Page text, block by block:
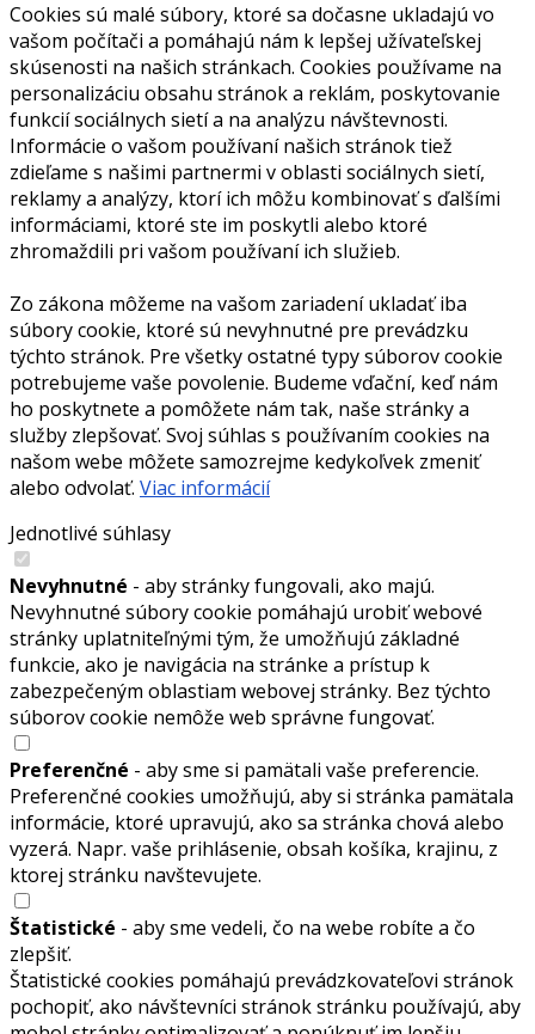
Cookies sú malé súbory, ktoré sa dočasne ukladajú vo
vašom počítači a pomáhajú nám k lepšej užívateľskej
skúsenosti na našich stránkach. Cookies používame na
personalizáciu obsahu stránok a reklám, poskytovanie
funkcií sociálnych sietí a na analýzu návštevnosti.
Informácie o vašom používaní našich stránok tiež
zdieľame s našimi partnermi v oblasti sociálnych sietí,
reklamy a analýzy, ktorí ich môžu kombinovať s ďalšími
informáciami, ktoré ste im poskytli alebo ktoré
zhromaždili pri vašom používaní ich služieb.
Zo zákona môžeme na vašom zariadení ukladať iba
súbory cookie, ktoré sú nevyhnutné pre prevádzku
týchto stránok. Pre všetky ostatné typy súborov cookie
potrebujeme vaše povolenie. Budeme vďační, keď nám
ho poskytnete a pomôžete nám tak, naše stránky a
služby zlepšovať. Svoj súhlas s používaním cookies na
našom webe môžete samozrejme kedykoľvek zmeniť
alebo odvolať. Viac informácií
Jednotlivé súhlasy
Nevyhnutné - aby stránky fungovali, ako majú.
Nevyhnutné súbory cookie pomáhajú urobiť webové
stránky uplatniteľnými tým, že umožňujú základné
funkcie, ako je navigácia na stránke a prístup k
zabezpečeným oblastiam webovej stránky. Bez týchto
súborov cookie nemôže web správne fungovať.
Preferenčné - aby sme si pamätali vaše preferencie.
Preferenčné cookies umožňujú, aby si stránka pamätala
informácie, ktoré upravujú, ako sa stránka chová alebo
vyzerá. Napr. vaše prihlásenie, obsah košíka, krajinu, z
ktorej stránku navštevujete.
Štatistické - aby sme vedeli, čo na webe robíte a čo
zlepšiť.
Štatistické cookies pomáhajú prevádzkovateľovi stránok
pochopiť, ako návštevníci stránok stránku používajú, aby